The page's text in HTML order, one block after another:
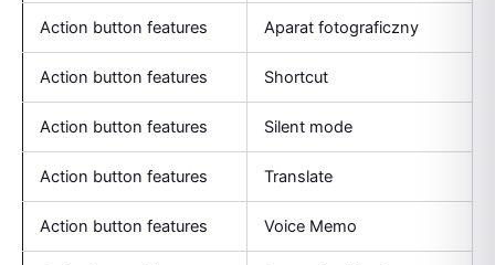
Action button features Aparat fotograficzny
Action button features Shortcut
Action button features Silent mode
Action button features Translate
Action button features Voice Memo